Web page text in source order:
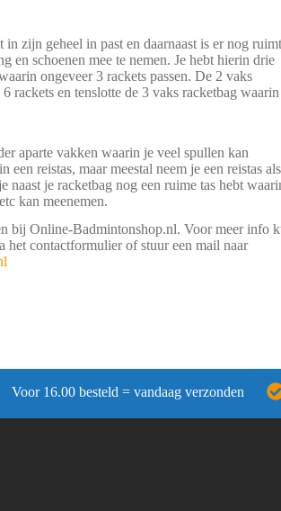
zijn geheel in past en daarnaast is er nog
en schoenen mee te nemen. Je hebt hierin drie
ongeveer 3 rackets passen. De 2 vaks
rackets en tenslotte de 3 vaks racketbag
aparte vakken waarin je veel spullen kan
een reistas, maar meestal neem je een reistas
naast je racketbag nog een ruime tas hebt
kan meenemen.
bij Online-Badmintonshop.nl. Voor meer info
het contactformulier of stuur een mail naar
Voor 16.00 besteld = vandaag verzonden